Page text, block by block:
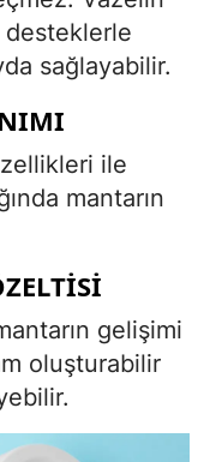
desteklerle
sağlayabilir.
ile
mantarın
gelişimi
oluşturabilir